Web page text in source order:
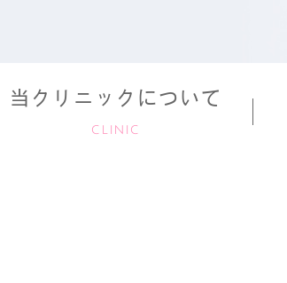
当クリニックについて
CLINIC